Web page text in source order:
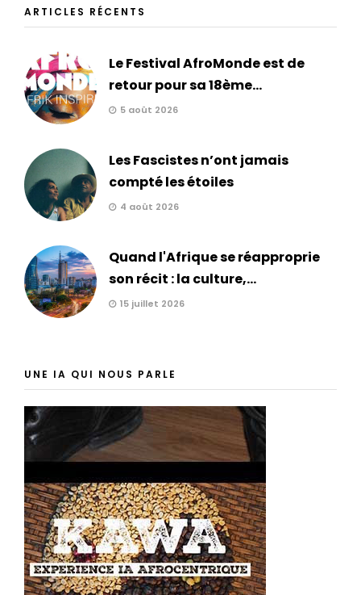
ARTICLES RÉCENTS
Le Festival AfroMonde est de
retour pour sa 18ème...
5 août 2026
Les Fascistes n’ont jamais
compté les étoiles
4 août 2026
Quand l'Afrique se réapproprie
son récit : la culture,...
15 juillet 2026
UNE IA QUI NOUS PARLE